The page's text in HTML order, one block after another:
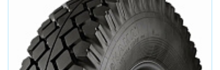
ЛИТЫЕ
ШТАМПОВАНЫЕ
ДЛЯ ГРУЗОВЫХ АВТО
ДЛЯ ГРУЗОВЫХ АВТО